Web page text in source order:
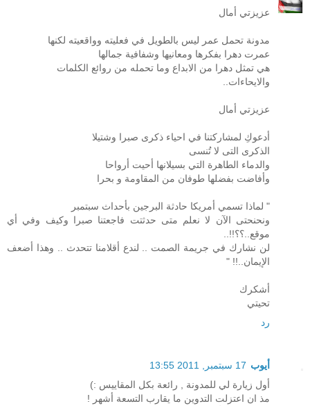
عزيزتي أمال
مدونة تحمل عمر ليس بالطويل في فعليته وواقعيته لكنها
عمرت دهرا بفكرها ومعانيها وشفافية جمالها
هي تمثل دهرا من الابداع وما تحمله من روائع الكلمات
والايحاءات..
عزيزتي أمال
أدعوكِ لمشاركتنا في احياء ذكرى صبرا وشتيلا
الذكرى التى لا تُنسى
والدماء الطاهرة التي بسيلانها أحيت أرواحا
وأفاضت بفضلها طوفان من المقاومة و بحرا
" لماذا تسمي أمريكا حادثة البرجين بأحداث سبتمبر
ونحنحتى الآن لا نعلم متى حدثتت فاجعتنا صبرا وكيف وفي أي
موقع..؟؟!!..
لن نشارك في جريمة الصمت .. لندع أقلامنا تتحدث .. وهذا أضعف
الإيمان..!! "
أشكرك
تحيتي
رد
أيوب 17 سبتمبر, 2011 13:55
أول زيارة لي للمدونة , رائعة بكل المقاييس :)
مذ ان اعتزلت التدوين ما يقارب التسعة أشهر !